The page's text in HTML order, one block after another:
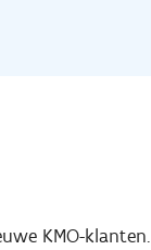
KMO-klanten.